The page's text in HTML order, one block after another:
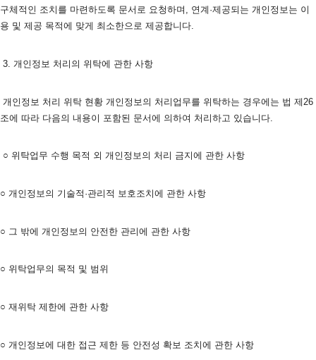
구체적인 조치를 마련하도록 문서로 요청하며, 연계·제공되는 개인정보는 이
용 및 제공 목적에 맞게 최소한으로 제공합니다.
3. 개인정보 처리의 위탁에 관한 사항
개인정보 처리 위탁 현황 개인정보의 처리업무를 위탁하는 경우에는 법 제26
조에 따라 다음의 내용이 포함된 문서에 의하여 처리하고 있습니다.
○ 위탁업무 수행 목적 외 개인정보의 처리 금지에 관한 사항
○ 개인정보의 기술적·관리적 보호조치에 관한 사항
○ 그 밖에 개인정보의 안전한 관리에 관한 사항
○ 위탁업무의 목적 및 범위
○ 재위탁 제한에 관한 사항
○ 개인정보에 대한 접근 제한 등 안전성 확보 조치에 관한 사항